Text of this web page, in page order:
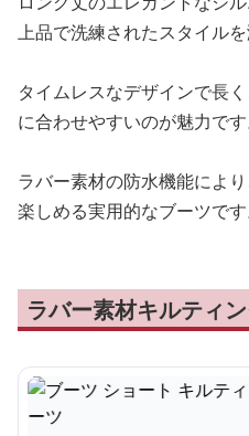
上品で洗練されたスタイルを
タイムレスなデザインで長
に合わせやすいのが魅力です
ラバー素材の防水機能によ
楽しめる実用的なブーツです
ラバー素材キルティ